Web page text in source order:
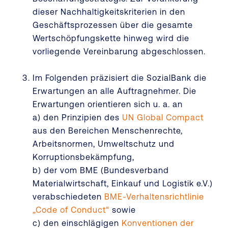
dieser Nachhaltigkeitskriterien in den
Geschäftsprozessen über die gesamte
Wertschöpfungskette hinweg wird die
vorliegende Vereinbarung abgeschlossen.
Im Folgenden präzisiert die SozialBank die
Erwartungen an alle Auftragnehmer. Die
Erwartungen orientieren sich u. a. an
a) den Prinzipien des UN Global Compact
aus den Bereichen Menschenrechte,
Arbeitsnormen, Umweltschutz und
Korruptionsbekämpfung,
b) der vom BME (Bundesverband
Materialwirtschaft, Einkauf und Logistik e.V.)
verabschiedeten BME-Verhaltensrichtlinie
„Code of Conduct“ sowie
c) den einschlägigen Konventionen der